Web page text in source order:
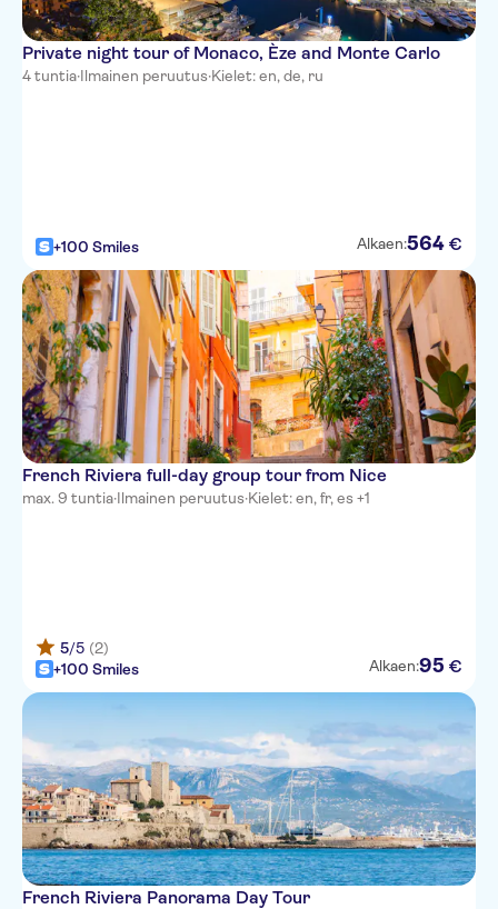
Ibis Budget Nice Californie
Lenval
Hotel Paganini
Hotel de la Mer
Hotel Suisse Nice
Best Western Plus Nice Cosy
Hotel
Best Western Premier Hotel
Roosevelt
Hotel de Berne - Nice
Hotel Nice Riviera
Private night tour of Monaco, Èze and Monte Carlo
4 tuntia·Ilmainen peruutus·Kielet: en, de, ru
+100 Smiles Alkaen:564 €
French Riviera full-day group tour from Nice
max. 9 tuntia·Ilmainen peruutus·Kielet: en, fr, es +1
5/5 (2)
+100 Smiles
Alkaen:95 €
French Riviera Panorama Day Tour